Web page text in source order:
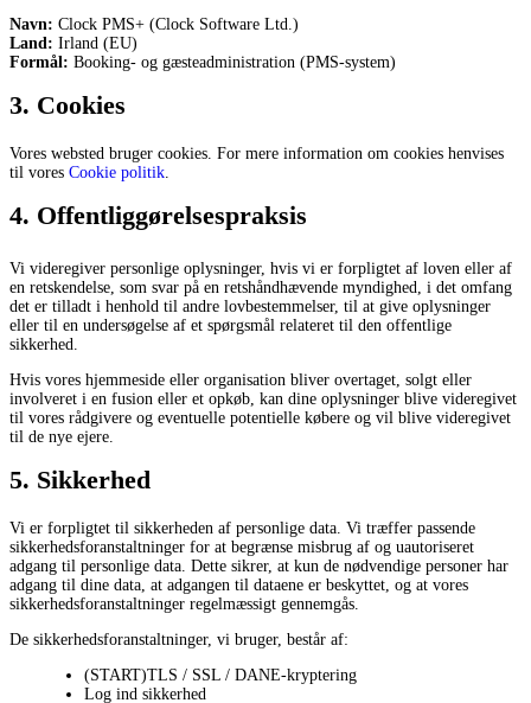
Navn: Clock PMS+ (Clock Software Ltd.)
Land: Irland (EU)
Formål: Booking- og gæsteadministration (PMS-system)
3. Cookies
Vores websted bruger cookies. For mere information om cookies henvises
til vores Cookie politik.
4. Offentliggørelsespraksis
Vi videregiver personlige oplysninger, hvis vi er forpligtet af loven eller af
en retskendelse, som svar på en retshåndhævende myndighed, i det omfang
det er tilladt i henhold til andre lovbestemmelser, til at give oplysninger
eller til en undersøgelse af et spørgsmål relateret til den offentlige
sikkerhed.
Hvis vores hjemmeside eller organisation bliver overtaget, solgt eller
involveret i en fusion eller et opkøb, kan dine oplysninger blive videregivet
til vores rådgivere og eventuelle potentielle købere og vil blive videregivet
til de nye ejere.
5. Sikkerhed
Vi er forpligtet til sikkerheden af ​​personlige data. Vi træffer passende
sikkerhedsforanstaltninger for at begrænse misbrug af og uautoriseret
adgang til personlige data. Dette sikrer, at kun de nødvendige personer har
adgang til dine data, at adgangen til dataene er beskyttet, og at vores
sikkerhedsforanstaltninger regelmæssigt gennemgås.
De sikkerhedsforanstaltninger, vi bruger, består af:
(START)TLS / SSL / DANE-kryptering
Log ind sikkerhed